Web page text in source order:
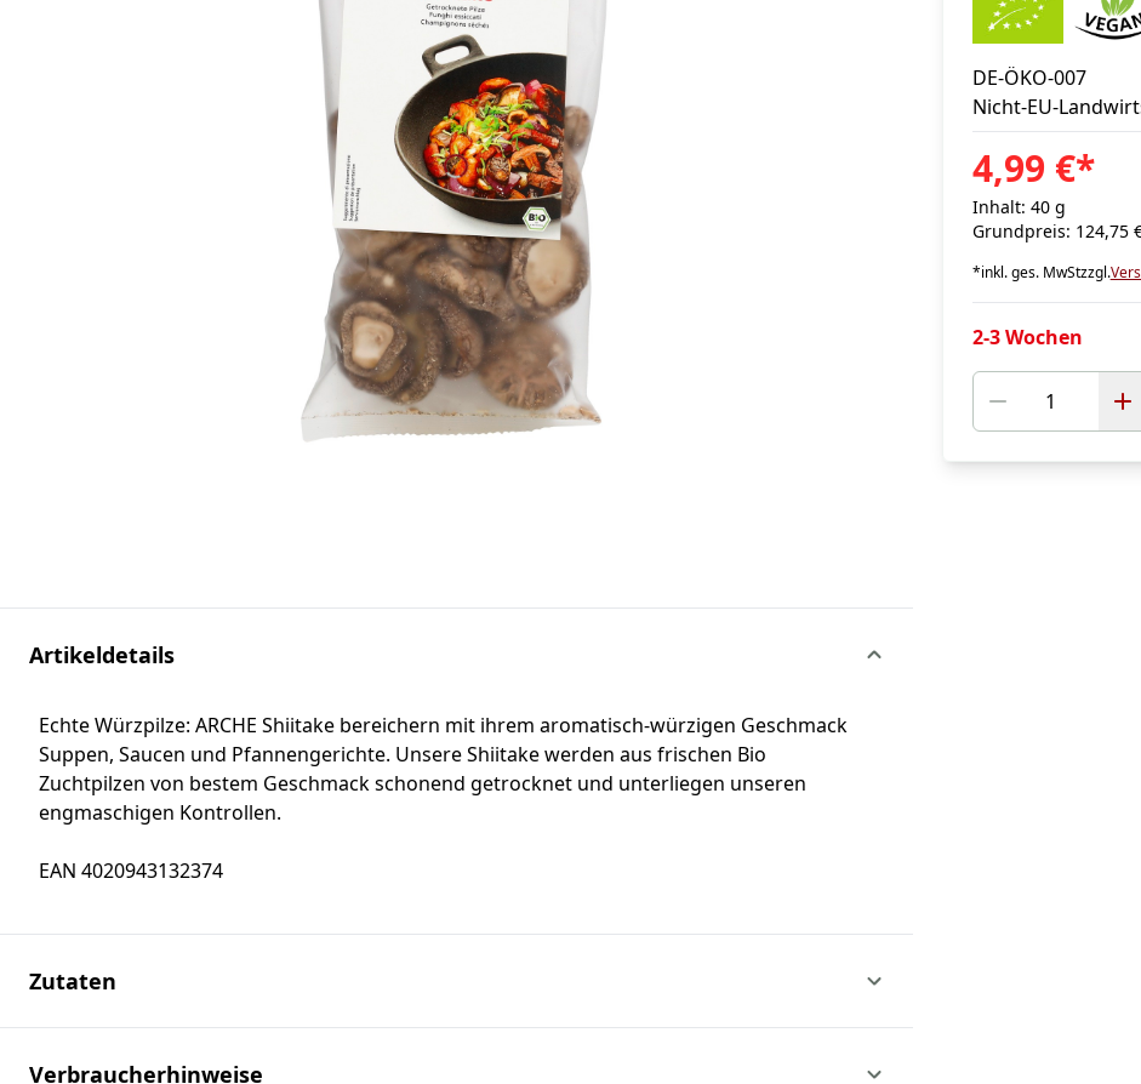
DE-ÖKO-007
Nicht-EU-
4,99 €*
Inhalt: 40 g
Grundpreis: 124,75
*inkl. ges. MwStzzgl.
2-3 Wochen
Artikeldetails
Echte Würzpilze: ARCHE Shiitake bereichern mit ihrem aromatisch-würzigen Geschmack
Suppen, Saucen und Pfannengerichte. Unsere Shiitake werden aus frischen Bio
Zuchtpilzen von bestem Geschmack schonend getrocknet und unterliegen unseren
engmaschigen Kontrollen.
EAN 4020943132374
Zutaten
Verbraucherhinweise